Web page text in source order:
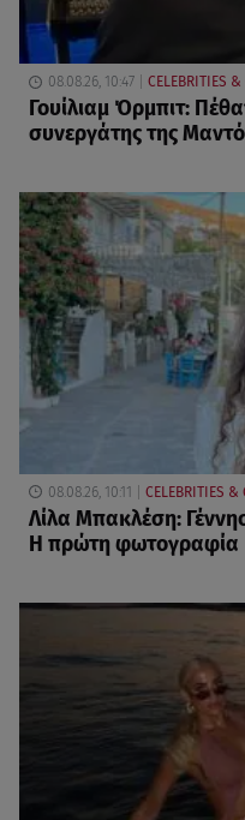
08.08.26, 10:47 CELEBRITIES
Γουίλιαμ Όρμπιτ:
συνεργάτης της
08.08.26, 10:11 CELEBRITIES
Λίλα Μπακλέση:
Η πρώτη φωτογραφία